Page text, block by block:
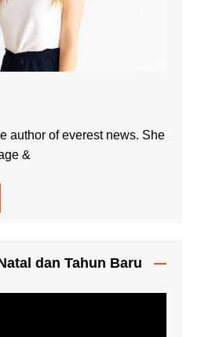
author of everest news. She
&
dan Tahun Baru